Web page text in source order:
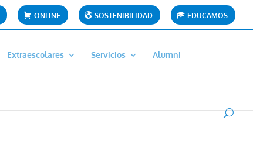
ONLINE SOSTENIBILIDAD EDUCAMOS
Extraescolares Servicios Alumni